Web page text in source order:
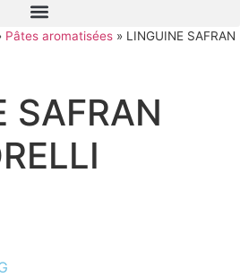
Pâtes aromatisées » LINGUINE SAFRAN
SAFRAN